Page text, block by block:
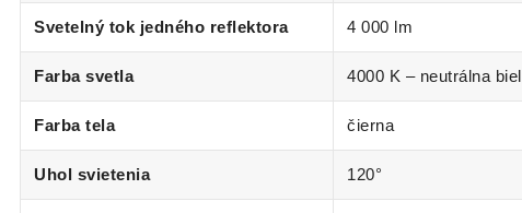
Svetelný tok jedného reflektora 4 000 lm
Farba svetla 4000 K – neutrálna
Farba tela čierna
Uhol svietenia 120°